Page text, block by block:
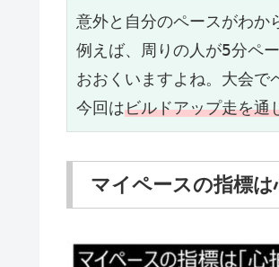
意外と自分のペースがわか
例えば、周りの人が5分ペ
おおくいますよね。大会で
今回はビルドアップ走を通
マイペースの指標